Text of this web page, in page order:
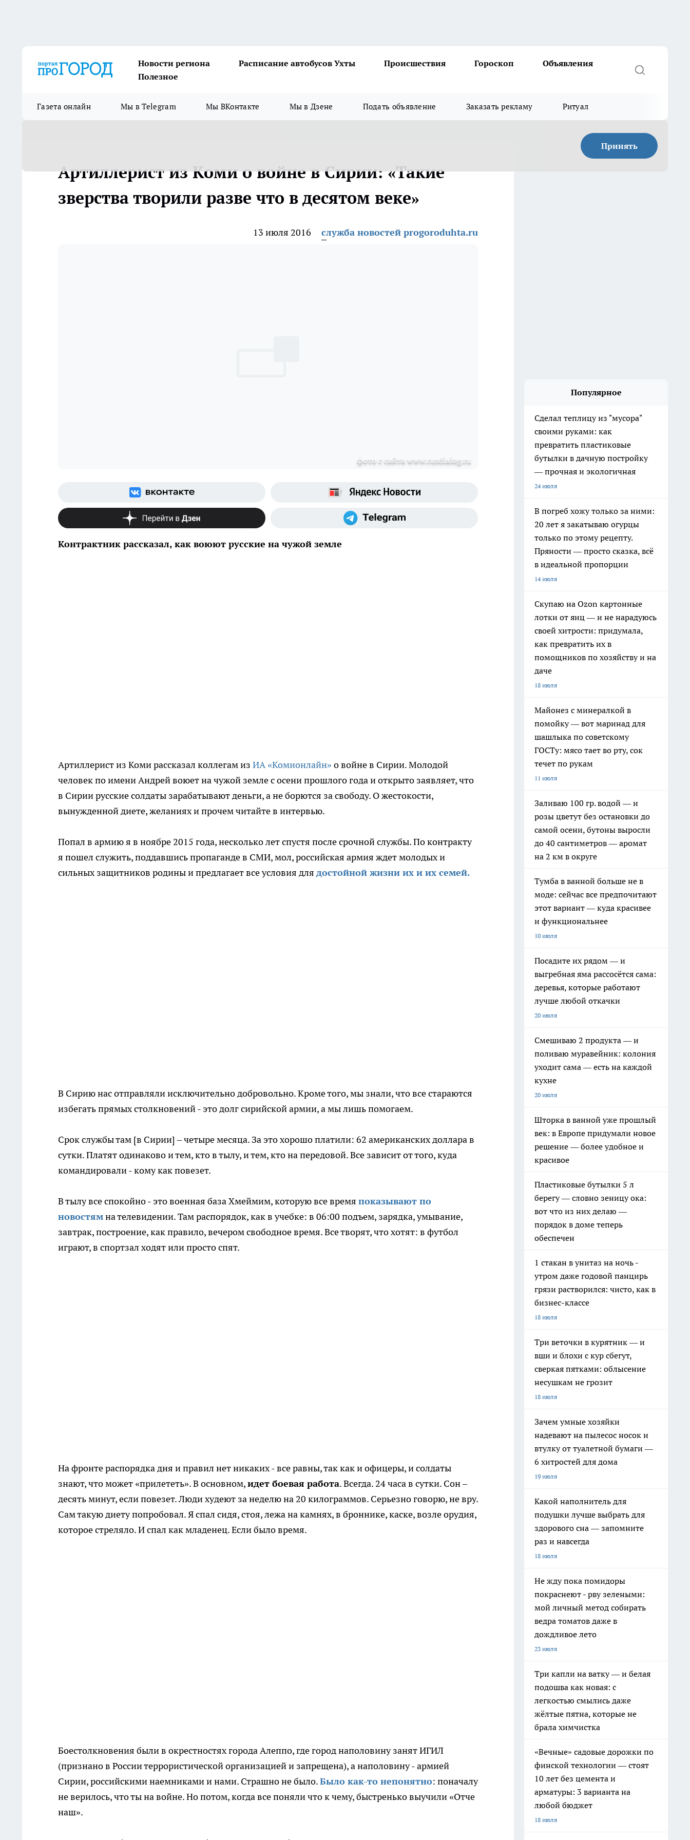
Новости региона Расписание автобусов Ухты Происшествия Гороскоп
Объявления
Полезное
Газета онлайн Мы в Telegram Мы ВКонтакте Мы в Дзене Подать объявление Заказать рекламу Ритуал
Принять
Артиллерист из Коми о войне в Сирии: «Такие
зверства творили разве что в десятом веке»
13 июля 2016 служба новостей progoroduhta.ru
фото с сайта www.rusdialog.ru
Контрактник рассказал, как воюют русские на чужой земле
Артиллерист из Коми рассказал коллегам из ИА «Комионлайн» о войне в Сирии. Молодой
человек по имени Андрей воюет на чужой земле с осени прошлого года и открыто заявляет, что
в Сирии русские солдаты зарабатывают деньги, а не борются за свободу. О жестокости,
вынужденной диете, желаниях и прочем читайте в интервью.
Попал в армию я в ноябре 2015 года, несколько лет спустя после срочной службы. По контракту
я пошел служить, поддавшись пропаганде в СМИ, мол, российская армия ждет молодых и
сильных защитников родины и предлагает все условия для достойной жизни их и их семей.
В Сирию нас отправляли исключительно добровольно. Кроме того, мы знали, что все стараются
избегать прямых столкновений - это долг сирийской армии, а мы лишь помогаем.
Срок службы там [в Сирии] – четыре месяца. За это хорошо платили: 62 американских доллара в
сутки. Платят одинаково и тем, кто в тылу, и тем, кто на передовой. Все зависит от того, куда
командировали - кому как повезет.
В тылу все спокойно - это военная база Хмеймим, которую все время показывают по
новостямна телевидении. Там распорядок, как в учебке: в 06:00 подъем, зарядка, умывание,
завтрак, построение, как правило, вечером свободное время. Все творят, что хотят: в футбол
играют, в спортзал ходят или просто спят.
На фронте распорядка дня и правил нет никаких - все равны, так как и офицеры, и солдаты
знают, что может «прилететь». В основном,идет боевая работа. Всегда. 24 часа в сутки. Сон –
десять минут, если повезет. Люди худеют за неделю на 20 килограммов. Серьезно говорю, не вру.
Сам такую диету попробовал. Я спал сидя, стоя, лежа на камнях, в броннике, каске, возле орудия,
которое стреляло. И спал как младенец. Если было время.
Боестолкновения были в окрестностях города Алеппо, где город наполовину занят ИГИЛ
(признано в России террористической организацией и запрещена), а наполовину - армией
Сирии, российскими наемниками и нами. Страшно не было.Было как-то непонятно: поначалу
не верилось, что ты на войне. Но потом, когда все поняли что к чему, быстренько выучили «Отче
наш».
Популярное
Сделал теплицу из "мусора"
своими руками: как
превратить пластиковые
бутылки в дачную постройку
— прочная и экологичная
24 июля
В погреб хожу только за ними:
20 лет я закатываю огурцы
только по этому рецепту.
Пряности — просто сказка, всё
в идеальной пропорции
14 июля
Скупаю на Ozon картонные
лотки от яиц — и не нарадуюсь
своей хитрости: придумала,
как превратить их в
помощников по хозяйству и на
даче
18 июля
Майонез с минералкой в
помойку — вот маринад для
шашлыка по советскому
ГОСТу: мясо тает во рту, сок
течет по рукам
11 июля
Заливаю 100 гр. водой — и
розы цветут без остановки до
самой осени, бутоны выросли
до 40 сантиметров — аромат
на 2 км в округе
Тумба в ванной больше не в
моде: сейчас все предпочитают
этот вариант — куда красивее
и функциональнее
10 июля
Посадите их рядом — и
выгребная яма рассосётся сама:
деревья, которые работают
лучше любой откачки
20 июля
Смешиваю 2 продукта — и
поливаю муравейник: колония
уходит сама — есть на каждой
кухне
20 июля
Шторка в ванной уже прошлый
век: в Европе придумали новое
решение — более удобное и
красивое
Пластиковые бутылки 5 л
берегу — словно зеницу ока:
вот что из них делаю —
порядок в доме теперь
обеспечен
1 стакан в унитаз на ночь -
утром даже годовой панцирь
грязи растворился: чисто, как в
бизнес-классе
18 июля
Три веточки в курятник — и
вши и блохи с кур сбегут,
сверкая пятками: облысение
несушкам не грозит
18 июля
Зачем умные хозяйки
надевают на пылесос носок и
втулку от туалетной бумаги —
6 хитростей для дома
19 июля
Какой наполнитель для
подушки лучше выбрать для
здорового сна — запомните
раз и навсегда
18 июля
Не жду пока помидоры
покраснеют - рву зелеными:
мой личный метод собирать
ведра томатов даже в
дождливое лето
23 июля
Три капли на ватку — и белая
подошва как новая: с
легкостью смылись даже
жёлтые пятна, которые не
брала химчистка
«Вечные» садовые дорожки по
финской технологии — стоят
10 лет без цемента и
арматуры: 3 варианта на
любой бюджет
18 июля